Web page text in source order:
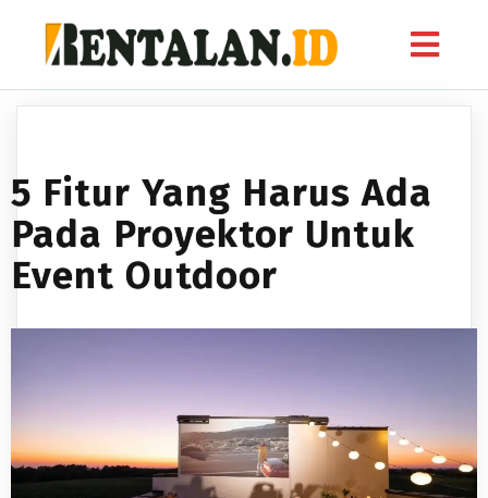
5 Fitur Yang Harus Ada
Pada Proyektor Untuk
Event Outdoor